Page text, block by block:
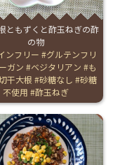
ともずくと酢玉ねぎの酢
の物
ンフリー
グルテンフリ
ガン ベジタリアン
も
干大根 砂糖なし
砂糖
不使用
酢玉ねぎ
援